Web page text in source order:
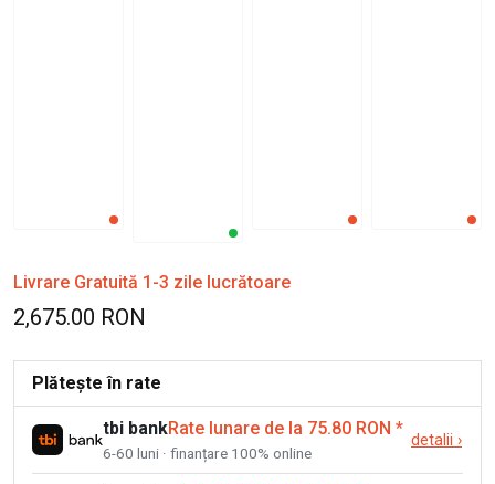
Livrare Gratuită 1-3 zile lucrătoare
2,675.00 RON
Plătește în rate
tbi bankRate lunare de la 75.80 RON *
6-60 luni · finanțare 100% online
detalii ›